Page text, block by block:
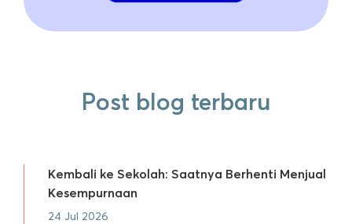
Post blog terbaru
Kembali ke Sekolah: Saatnya Berhenti Menjual
Kesempurnaan
24 Jul 2026